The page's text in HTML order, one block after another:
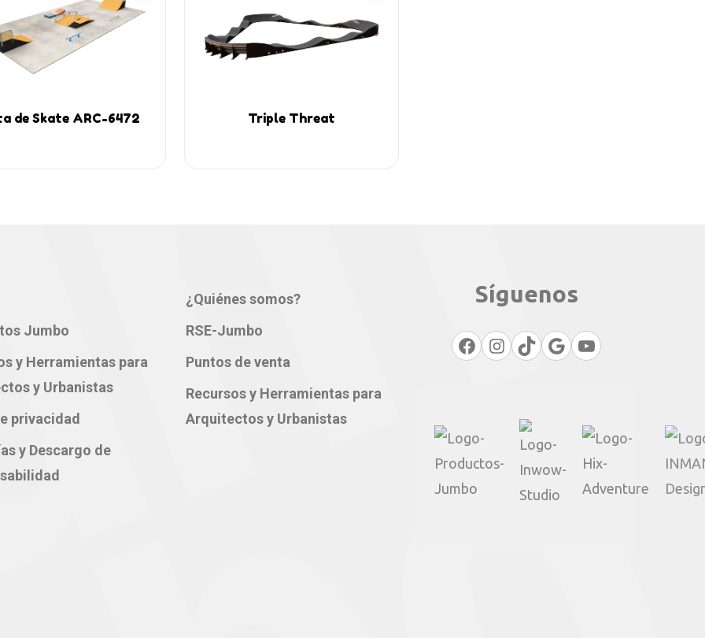
de Skate ARC-6472 AñadirTriple Threat
Jumbo
y Herramientas para
y Urbanistas
privacidad
y Descargo de
¿Quiénes somos?
RSE-Jumbo
Puntos de venta
Recursos y Herramientas para
Arquitectos y Urbanistas
Síguenos
Facebook
Instagram
TikTok
GoogleYouTube